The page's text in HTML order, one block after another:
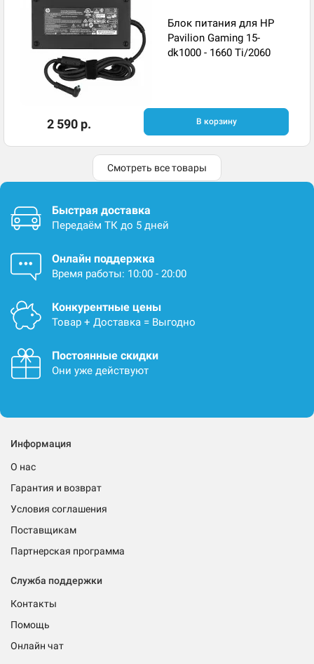
Блок питания для HP
Pavilion Gaming 15-
dk1000 - 1660 Ti/2060
2 590 р. В корзину
Смотреть все товары
Быстрая доставка
Передаём ТК до 5 дней
Онлайн поддержка
Время работы: 10:00 - 20:00
Конкурентные цены
Товар + Доставка = Выгодно
Постоянные скидки
Они уже действуют
Информация
О нас
Гарантия и возврат
Условия соглашения
Поставщикам
Партнерская программа
Служба поддержки
Контакты
Помощь
Онлайн чат